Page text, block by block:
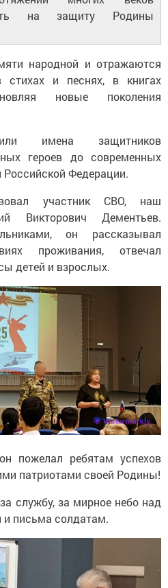
на защиту Родины
народной и отражаются
стихах и песнях, в книгах
новые поколения
имена защитников
героев до современных
Федерации.
участник СВО, наш
Викторович Дементьев.
он рассказывал
проживания, отвечал
детей и взрослых.
пожелал ребятам успехов
патриотами своей Родины!
службу, за мирное небо над
и письма солдатам.